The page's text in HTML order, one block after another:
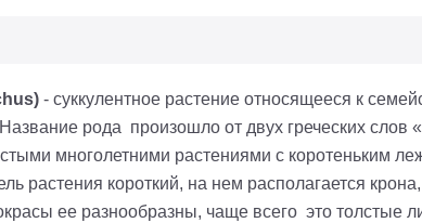
- суккулентное растение относящееся к
рода произошло от двух греческих
многолетними растениями с коротеньким
растения короткий, на нем располагается
ее разнообразны, чаще всего это толстые